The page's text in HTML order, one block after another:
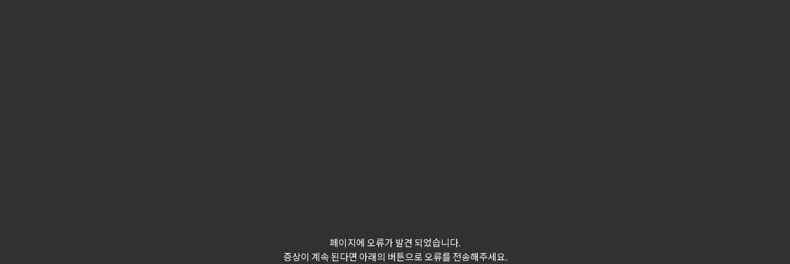
페이지에 오류가 발견 되었습니다.
증상이 계속 된다면 아래의 버튼으로 오류를 전송해주세요.